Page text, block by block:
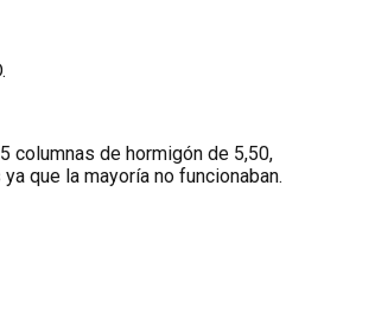
columnas de hormigón de 5,50,
que la mayoría no funcionaban.